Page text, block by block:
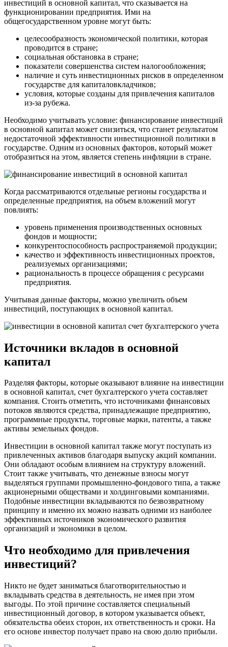
инвестиций в основной капитал, что сказывается на
функционировании предприятия. Ими на
общегосударственном уровне могут быть:
целесообразность экономической политики, которая
проводится в стране;
социальная обстановка в стране;
показатели совершенства систем налогообложения;
наличие и суть инвестиционных рисков в определенном
государстве для капиталовкладчиков;
условия, которые созданы для привлечения капиталов
из-за рубежа.
Необходимо учитывать условие: финансирование инвестиций
в основной капитал может снизиться, что станет результатом
недостаточной эффективности инвестиционной политики в
государстве. Одним из основных факторов, который может
отобразиться на этом, является степень инфляции в стране.
Когда рассматриваются отдельные регионы государства и
определенные предприятия, на объем вложений могут
повлиять:
уровень применения производственных основных
фондов и мощности;
конкурентоспособность распространяемой продукции;
качество и эффективность инвестиционных проектов,
реализуемых организациями;
рациональность в процессе обращения с ресурсами
предприятия.
Учитывая данные факторы, можно увеличить объем
инвестиций, поступающих в основной капитал.
Источники вкладов в основной
капитал
Разделяя факторы, которые оказывают влияние на инвестиции
в основной капитал, счет бухгалтерского учета составляет
компания. Стоить отметить, что источниками финансовых
потоков являются средства, принадлежащие предприятию,
программные продукты, торговые марки, патенты, а также
активы земельных фондов.
Инвестиции в основной капитал также могут поступать из
привлеченных активов благодаря выпуску акций компании.
Они обладают особым влиянием на структуру вложений.
Стоит также учитывать, что денежные взносы могут
выделяться группами промышленно-фондового типа, а также
акционерными обществами и холдинговыми компаниями.
Подобные инвестиции вкладываются по безвозвратному
принципу и именно их можно назвать одними из наиболее
эффективных источников экономического развития
организаций и экономики в целом.
Что необходимо для привлечения
инвестиций?
Никто не будет заниматься благотворительностью и
вкладывать средства в деятельность, не имея при этом
выгоды. По этой причине составляется специальный
инвестиционный договор, в котором указывается объект,
обязательства обеих сторон, их ответственность и сроки. На
его основе инвестор получает право на свою долю прибыли.